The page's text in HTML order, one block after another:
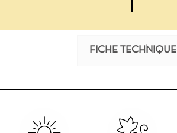
FICHE TECHNIQUE